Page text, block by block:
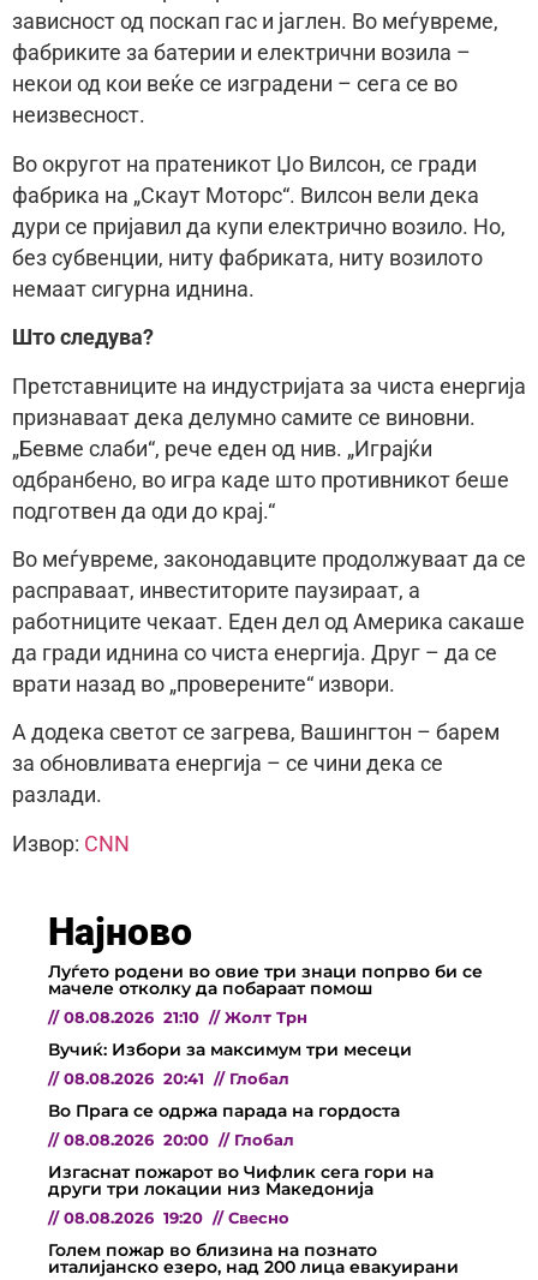
зависност од поскап гас и јаглен. Во меѓувреме,
фабриките за батерии и електрични возила –
некои од кои веќе се изградени – сега се во
неизвесност.
Во округот на пратеникот Џо Вилсон, се гради
фабрика на „Скаут Моторс“. Вилсон вели дека
дури се пријавил да купи електрично возило. Но,
без субвенции, ниту фабриката, ниту возилото
немаат сигурна иднина.
Што следува?
Претставниците на индустријата за чиста енергија
признаваат дека делумно самите се виновни.
„Бевме слаби“, рече еден од нив. „Играјќи
одбранбено, во игра каде што противникот беше
подготвен да оди до крај.“
Во меѓувреме, законодавците продолжуваат да се
расправаат, инвеститорите паузираат, а
работниците чекаат. Еден дел од Америка сакаше
да гради иднина со чиста енергија. Друг – да се
врати назад во „проверените“ извори.
А додека светот се загрева, Вашингтон – барем
за обновливата енергија – се чини дека се
разлади.
Извор: CNN
Најново
Луѓето родени во овие три знаци попрво би се
мачеле отколку да побараат помош
// 08.08.2026 21:10 // Жолт Трн
Вучиќ: Избори за максимум три месеци
// 08.08.2026 20:41 // Глобал
Во Прага се одржа парада на гордоста
// 08.08.2026 20:00 // Глобал
Изгаснат пожарот во Чифлик сега гори на
други три локации низ Македонија
// 08.08.2026 19:20 // Свесно
Голем пожар во близина на познато
италијанско езеро, над 200 лица евакуирани